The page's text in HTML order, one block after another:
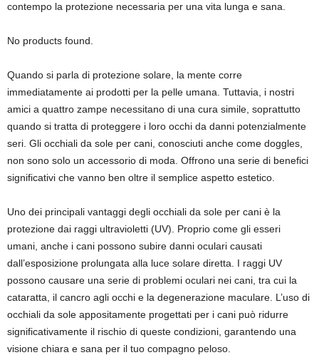
contempo la protezione necessaria per una vita lunga e sana.
No products found.
Quando si parla di protezione solare, la mente corre
immediatamente ai prodotti per la pelle umana. Tuttavia, i nostri
amici a quattro zampe necessitano di una cura simile, soprattutto
quando si tratta di proteggere i loro occhi da danni potenzialmente
seri. Gli occhiali da sole per cani, conosciuti anche come doggles,
non sono solo un accessorio di moda. Offrono una serie di benefici
significativi che vanno ben oltre il semplice aspetto estetico.
Uno dei principali vantaggi degli occhiali da sole per cani è la
protezione dai raggi ultravioletti (UV). Proprio come gli esseri
umani, anche i cani possono subire danni oculari causati
dall’esposizione prolungata alla luce solare diretta. I raggi UV
possono causare una serie di problemi oculari nei cani, tra cui la
cataratta, il cancro agli occhi e la degenerazione maculare. L’uso di
occhiali da sole appositamente progettati per i cani può ridurre
significativamente il rischio di queste condizioni, garantendo una
visione chiara e sana per il tuo compagno peloso.